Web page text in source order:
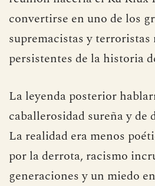
convertirse en uno de los
supremacistas y terroristas
persistentes de la historia
La leyenda posterior
caballerosidad sureña y de
La realidad era menos
por la derrota, racismo
generaciones y un miedo